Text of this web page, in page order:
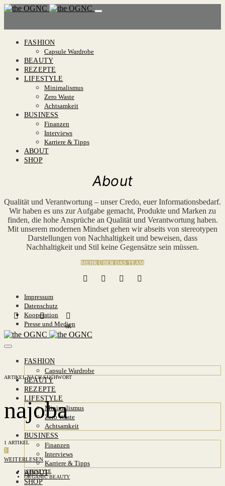
FASHION
Capsule Wardrobe
BEAUTY
REZEPTE
LIFESTYLE
Minimalismus
Zero Waste
Achtsamkeit
BUSINESS
Finanzen
Interviews
Karriere & Tipps
ABOUT
SHOP
About
Qualität und Verantwortung – unser Credo, euer Informationsbedarf.
Wir haben es uns zur Aufgabe gemacht, Produkte und Marken zu
finden, die hohe Ansprüche an Qualität und Verantwortung haben.
Mit unserem modernen Mindset gehen wir abseits von stereotypen
Darstellungen von Nachhaltigkeit und beweisen, dass
Nachhaltigkeit und Stil keine Gegensätze sein müssen.
MEHR ÜBER DAS TEAM
Impressum
Datenschutz
Kooperation
Presse und Medien
6K
FASHION
Capsule Wardrobe
BEAUTY
REZEPTE
LIFESTYLE
Minimalismus
Zero Waste
Achtsamkeit
BUSINESS
Finanzen
Interviews
Karriere & Tipps
ABOUT
SHOP
ARTIKEL NACH SUCHWORT
najoba
1 ARTIKEL
3
WEITERLESEN
LIFESTYLE
ORGANIC BEAUTY